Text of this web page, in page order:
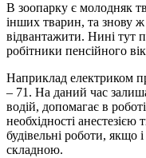
В зоопарку є молодняк
інших тварин, та знову
відвантажити. Нині тут
робітники пенсійного
Наприклад електриком
– 71. На даний час
водій, допомагає в
необхідності анестезією
будівельні роботи, якщо
складною.